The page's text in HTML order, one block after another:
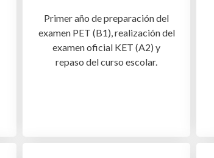
Primer año de preparación del
examen PET (B1), realización del
examen oficial KET (A2) y
repaso del curso escolar.